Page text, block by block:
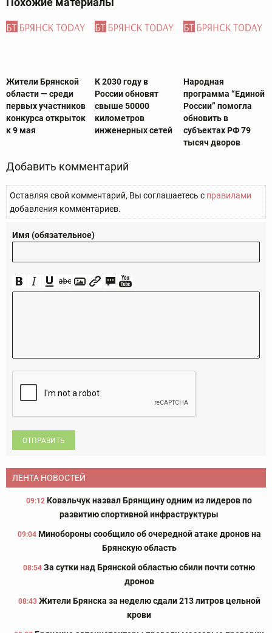
Жители Брянской
области — среди
первых участников
конкурса открыток
к 9 мая
К 2030 году в
России обновят
свыше 50000
километров
инженерных сетей
Народная
программа “Единой
России” помогла
обновить в
субъектах РФ 79
тысяч дворов
Добавить комментарий
Оставляя свой комментарий, Вы соглашаетесь с правилами
добавления комментариев.
Имя (обязательное)
ОТПРАВИТЬ
ЛЕНТА НОВОСТЕЙ
09:12 Ковальчук назвал Брянщину одним из лидеров по
развитию спортивной инфраструктуры
09:04 Минобороны сообщило об очередной атаке дронов на
Брянскую область
08:54 За сутки над Брянской областью сбили почти сотню
дронов
08:43 Жители Брянска за неделю сдали 213 литров цельной
крови